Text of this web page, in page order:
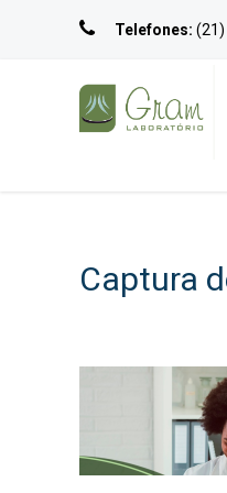
Telefones: (21)
Captura